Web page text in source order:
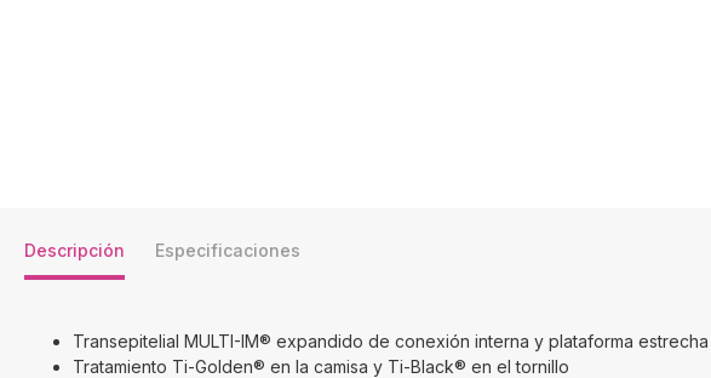
Descripción Especificaciones
Transepitelial MULTI-IM® expandido de conexión interna y plataforma
Tratamiento Ti-Golden® en la camisa y Ti-Black® en el tornillo